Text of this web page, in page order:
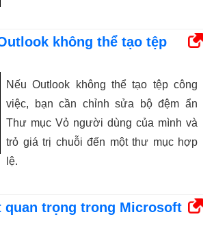
không thể tạo tệp
Nếu Outlook không thể tạo tệp công
việc, bạn cần chỉnh sửa bộ đệm ẩn
Thư mục Vỏ người dùng của mình và
trỏ giá trị chuỗi đến một thư mục hợp
lệ.
quan trọng trong Microsoft